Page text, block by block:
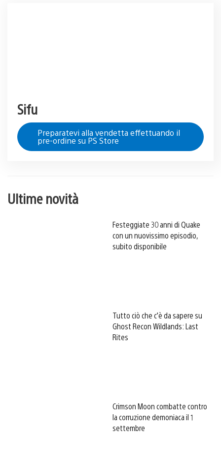
Sifu
Preparatevi alla vendetta effettuando il
pre-ordine su PS Store
Ultime novità
Festeggiate 30 anni di Quake
con un nuovissimo episodio,
subito disponibile
Tutto ciò che c’è da sapere su
Ghost Recon Wildlands: Last
Rites
Crimson Moon combatte contro
la corruzione demoniaca il 1
settembre